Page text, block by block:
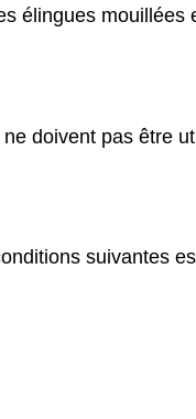
élingues mouillées
doivent pas être
suivantes